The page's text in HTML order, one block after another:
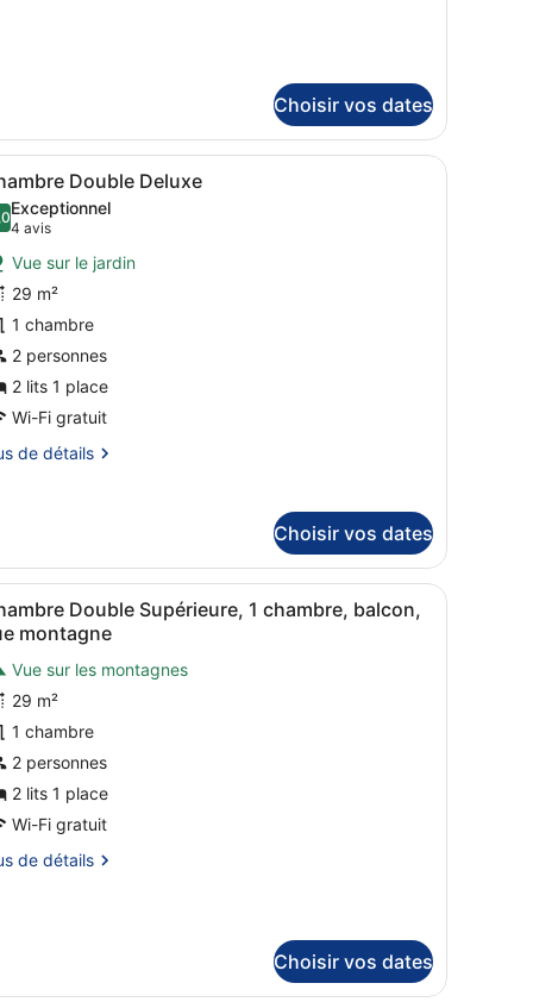
Choisir vos dates
non-fumeurs, vue colline | Literie de qualité supérieure, couette
:
Une chambre d’hôtel avec un grand lit,
8 Double Deluxe
sur 10
Exceptionnel
4 avis
(4 avis)
Vue sur le jardin
29 m²
1 chambre
2 personnes
2 lits 1 place
Wi-Fi gratuit
de détails
Choisir vos dates
en duvet d'oie, bureau
de qualité supérieure, couette en duvet d'oie, bureau
:
Literie de qualité supérieure, couette en
12
Double Supérieure, 1 chambre, balcon,
montagne
Vue sur les montagnes
29 m²
1 chambre
2 personnes
2 lits 1 place
Wi-Fi gratuit
de détails
Choisir vos dates